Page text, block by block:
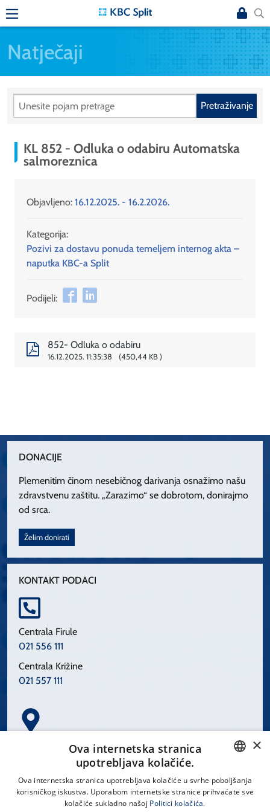
Natječaji
Pretraživanje
KL 852 - Odluka o odabiru Automatska
salmoreznica
Objavljeno: 16.12.2025. - 16.2.2026.
Kategorija:
Pozivi za dostavu ponuda temeljem internog akta –
naputka KBC-a Split
Podijeli:
852- Odluka o odabiru
16.12.2025. 11:35:38 450,44 KB
DONACIJE
Plemenitim činom nesebičnog darivanja osnažimo našu
zdravstvenu zaštitu. „Zarazimo“ se dobrotom, donirajmo
od srca.
Želim donirati
KONTAKT PODACI
Centrala Firule
021 556 111
Centrala Križine
021 557 111
Spinčićeva 1, 21000 Split
CROATIAN
×
Ova internetska stranica
upotrebljava kolačiće.
Ova internetska stranica upotrebljava kolačiće u svrhe poboljšanja
korisničkog iskustva. Uporabom internetske stranice prihvaćate sve
kolačiće sukladno našoj Politici kolačića.